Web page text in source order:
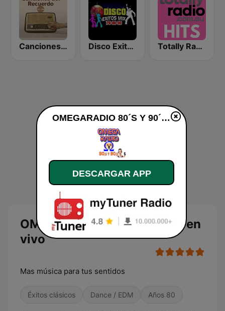
Canciones del Recuerdo DJec Disco Exitos Clasicos 70s 80s 90s Minimix Totally Radio Hits
OMEGARADIO 80´S Y 90´S en
vivo
Mas música para tus sentidos
Éxitos clásicos Dance / EDM Años 80
OMEGARADIO 80´S Y 90´S en vivo
DESCARGAR APP